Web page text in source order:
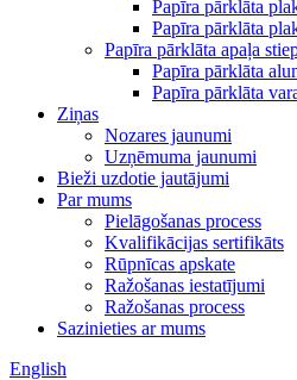
Papīra pārklāta
Papīra pārklāta
Papīra pārklāta apaļa
Papīra pārklāta
Papīra pārklāta
Ziņas
Nozares jaunumi
Uzņēmuma jaunumi
Bieži uzdotie jautājumi
Par mums
Pielāgošanas process
Kvalifikācijas sertifikāts
Rūpnīcas apskate
Ražošanas iestatījumi
Ražošanas process
Sazinieties ar mums
English